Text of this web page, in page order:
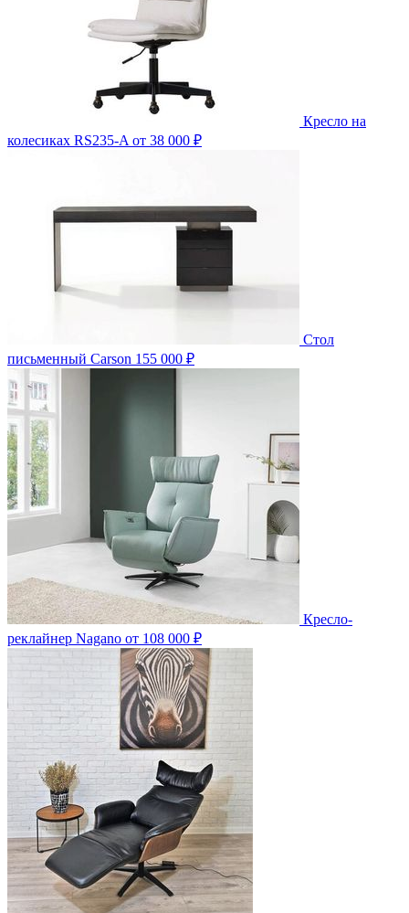
Кресло на
колесиках RS235-A от 38 000 ₽
Стол
письменный Carson 155 000 ₽
Кресло-
реклайнер Nagano от 108 000 ₽